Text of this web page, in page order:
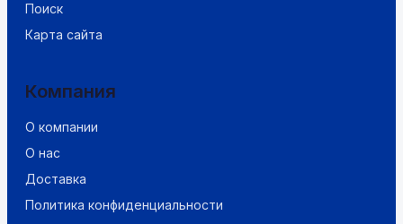
Поиск
Карта сайта
Компания
О компании
О нас
Доставка
Политика конфиденциальности